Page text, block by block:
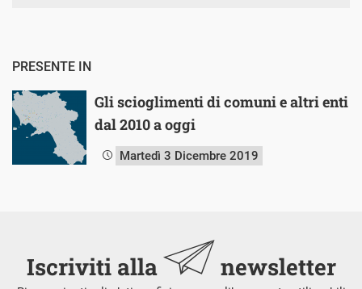
PRESENTE IN
Gli scioglimenti di comuni e altri enti
dal 2010 a oggi
Martedì 3 Dicembre 2019
Iscriviti alla newsletter